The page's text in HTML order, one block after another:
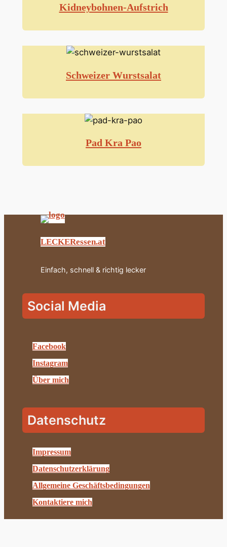
Kidneybohnen-Aufstrich
Schweizer Wurstsalat
Pad Kra Pao
LECKERessen.at
Einfach, schnell & richtig lecker
Social Media
Facebook
Instagram
Über mich
Datenschutz
Impressum
Datenschutzerklärung
Allgemeine Geschäftsbedingungen
Kontaktiere mich